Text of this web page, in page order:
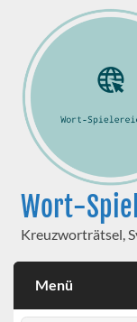
Wort-
Kreuzworträtsel,
Menü